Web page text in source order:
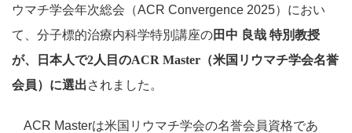
ウマチ学会年次総会（ACR Convergence 2025）におい
て、分子標的治療内科学特別講座の田中 良哉 特別教授
が、日本人で2人目のACR Master（米国リウマチ学会名誉
会員）に選出されました。
ACR Masterは米国リウマチ学会の名誉会員資格であ